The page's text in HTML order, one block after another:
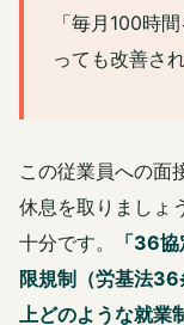
「毎月100時
っても改善さ
この従業員への面
休息を取りましょ
十分です。
「36
限規制（労基法36
上どのような就業